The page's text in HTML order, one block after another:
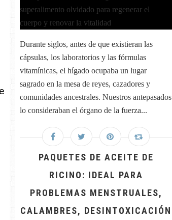
Durante siglos, antes de que existieran las
cápsulas, los laboratorios y las fórmulas
vitamínicas, el hígado ocupaba un lugar
sagrado en la mesa de reyes, cazadores y
comunidades ancestrales. Nuestros antepasados
lo consideraban el órgano de la fuerza...
PAQUETES DE ACEITE DE
RICINO: IDEAL PARA
PROBLEMAS MENSTRUALES,
CALAMBRES, DESINTOXICACIÓN